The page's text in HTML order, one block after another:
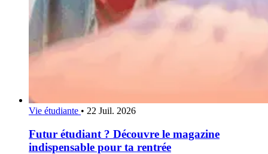
Vie étudiante • 22 Juil. 2026
Futur étudiant ? Découvre le magazine
indispensable pour ta rentrée